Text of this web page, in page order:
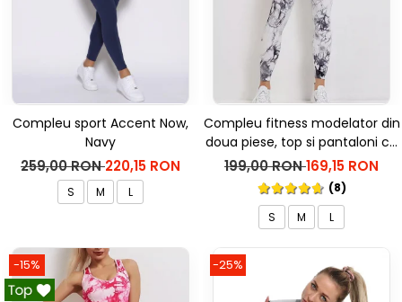
Compleu sport Accent Now,
Navy
259,00 RON220,15 RON
S M L
Compleu fitness modelator din
doua piese, top si pantaloni cu
talie inalta Marble, Alb cu Negru
199,00 RON169,15 RON
(8)
S
M L
-15% -25%